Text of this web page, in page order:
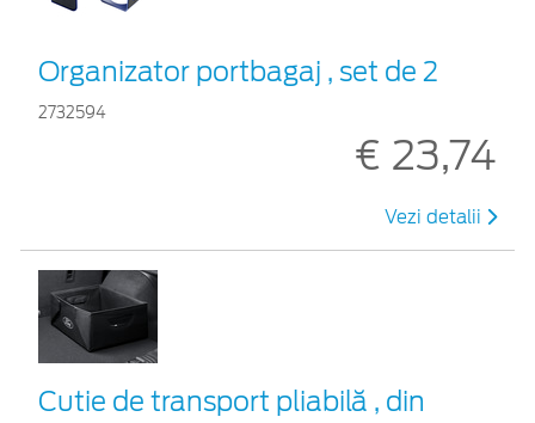
Organizator portbagaj , set de 2
2732594
€ 23,74
Vezi detalii
Cutie de transport pliabilă , din